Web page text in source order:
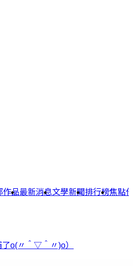
作品最新消息文學新聞排行榜焦點
o(〃＾▽＾〃)o）